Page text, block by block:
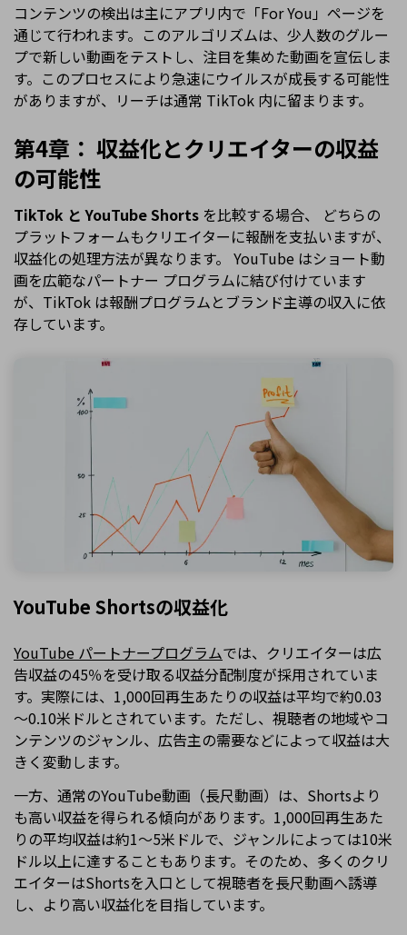
コンテンツの検出は主にアプリ内で「For You」ページを
通じて行われます。このアルゴリズムは、少人数のグルー
プで新しい動画をテストし、注目を集めた動画を宣伝しま
す。このプロセスにより急速にウイルスが成長する可能性
がありますが、リーチは通常 TikTok 内に留まります。
第4章： 収益化とクリエイターの収益
の可能性
TikTok と YouTube Shorts を比較する場合、 どちらの
プラットフォームもクリエイターに報酬を支払いますが、
収益化の処理方法が異なります。 YouTube はショート動
画を広範なパートナー プログラムに結び付けています
が、TikTok は報酬プログラムとブランド主導の収入に依
存しています。
YouTube Shortsの収益化
YouTube パートナープログラムでは、クリエイターは広
告収益の45％を受け取る収益分配制度が採用されていま
す。実際には、1,000回再生あたりの収益は平均で約0.03
～0.10米ドルとされています。ただし、視聴者の地域やコ
ンテンツのジャンル、広告主の需要などによって収益は大
きく変動します。
一方、通常のYouTube動画（長尺動画）は、Shortsより
も高い収益を得られる傾向があります。1,000回再生あた
りの平均収益は約1～5米ドルで、ジャンルによっては10米
ドル以上に達することもあります。そのため、多くのクリ
エイターはShortsを入口として視聴者を長尺動画へ誘導
し、より高い収益化を目指しています。